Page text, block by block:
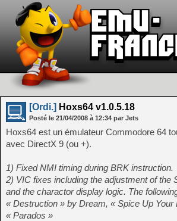
[Ordi.] Hoxs64 v1.0.5.18
Posté le 21/04/2008 à 12:34 par Jets
Hoxs64 est un émulateur Commodore 64
avec DirectX 9 (ou +).
1) Fixed NMI timing during BRK instruction.
2) VIC fixes including the adjustment of the
and the charactor display logic. The
« Destruction » by Dream, « Spice Up Your
« Parados »